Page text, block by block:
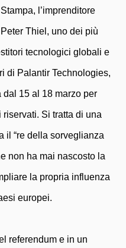
l’imprenditore
Thiel, uno dei più
tecnologici globali e
di Palantir Technologies,
dal 15 al 18 marzo per
Si tratta di una
il “re della sorveglianza
non ha mai nascosto la
la propria influenza
europei.
referendum e in un